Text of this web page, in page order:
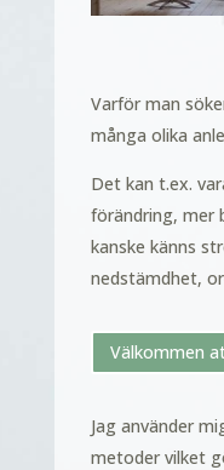
Varför man
många olika
Det kan t.ex.
förändring, mer
kanske känns
nedstämdhet,
Välkommen
Jag använder
metoder vilket